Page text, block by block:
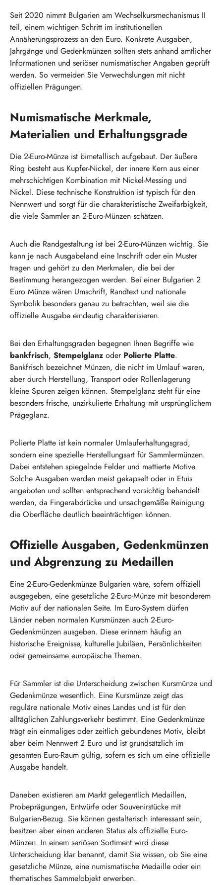
Seit 2020 nimmt Bulgarien am Wechselkursmechanismus II
teil, einem wichtigen Schritt im institutionellen
Annäherungsprozess an den Euro. Konkrete Ausgaben,
Jahrgänge und Gedenkmünzen sollten stets anhand amtlicher
Informationen und seriöser numismatischer Angaben geprüft
werden. So vermeiden Sie Verwechslungen mit nicht
offiziellen Prägungen.
Numismatische Merkmale,
Materialien und Erhaltungsgrade
Die 2-Euro-Münze ist bimetallisch aufgebaut. Der äußere
Ring besteht aus Kupfer-Nickel, der innere Kern aus einer
mehrschichtigen Kombination mit Nickel-Messing und
Nickel. Diese technische Konstruktion ist typisch für den
Nennwert und sorgt für die charakteristische Zweifarbigkeit,
die viele Sammler an 2-Euro-Münzen schätzen.
Auch die Randgestaltung ist bei 2-Euro-Münzen wichtig. Sie
kann je nach Ausgabeland eine Inschrift oder ein Muster
tragen und gehört zu den Merkmalen, die bei der
Bestimmung herangezogen werden. Bei einer Bulgarien 2
Euro Münze wären Umschrift, Randtext und nationale
Symbolik besonders genau zu betrachten, weil sie die
offizielle Ausgabe eindeutig charakterisieren.
Bei den Erhaltungsgraden begegnen Ihnen Begriffe wie
bankfrisch, Stempelglanz oder Polierte Platte.
Bankfrisch bezeichnet Münzen, die nicht im Umlauf waren,
aber durch Herstellung, Transport oder Rollenlagerung
kleine Spuren zeigen können. Stempelglanz steht für eine
besonders frische, unzirkulierte Erhaltung mit ursprünglichem
Prägeglanz.
Polierte Platte ist kein normaler Umlauferhaltungsgrad,
sondern eine spezielle Herstellungsart für Sammlermünzen.
Dabei entstehen spiegelnde Felder und mattierte Motive.
Solche Ausgaben werden meist gekapselt oder in Etuis
angeboten und sollten entsprechend vorsichtig behandelt
werden, da Fingerabdrücke und unsachgemäße Reinigung
die Oberfläche deutlich beeinträchtigen können.
Offizielle Ausgaben, Gedenkmünzen
und Abgrenzung zu Medaillen
Eine 2-Euro-Gedenkmünze Bulgarien wäre, sofern offiziell
ausgegeben, eine gesetzliche 2-Euro-Münze mit besonderem
Motiv auf der nationalen Seite. Im Euro-System dürfen
Länder neben normalen Kursmünzen auch 2-Euro-
Gedenkmünzen ausgeben. Diese erinnern häufig an
historische Ereignisse, kulturelle Jubiläen, Persönlichkeiten
oder gemeinsame europäische Themen.
Für Sammler ist die Unterscheidung zwischen Kursmünze und
Gedenkmünze wesentlich. Eine Kursmünze zeigt das
reguläre nationale Motiv eines Landes und ist für den
alltäglichen Zahlungsverkehr bestimmt. Eine Gedenkmünze
trägt ein einmaliges oder zeitlich gebundenes Motiv, bleibt
aber beim Nennwert 2 Euro und ist grundsätzlich im
gesamten Euro-Raum gültig, sofern es sich um eine offizielle
Ausgabe handelt.
Daneben existieren am Markt gelegentlich Medaillen,
Probeprägungen, Entwürfe oder Souvenirstücke mit
Bulgarien-Bezug. Sie können gestalterisch interessant sein,
besitzen aber einen anderen Status als offizielle Euro-
Münzen. In einem seriösen Sortiment wird diese
Unterscheidung klar benannt, damit Sie wissen, ob Sie eine
gesetzliche Münze, eine numismatische Medaille oder ein
thematisches Sammelobjekt erwerben.